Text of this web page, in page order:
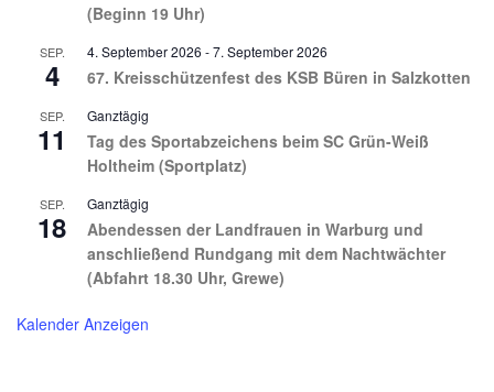
(Beginn 19 Uhr)
SEP.
4
4. September 2026 -7. September 2026
67. Kreisschützenfest des KSB Büren in Salzkotten
SEP.
11
Ganztägig
Tag des Sportabzeichens beim SC Grün-Weiß
Holtheim (Sportplatz)
SEP.
18
Ganztägig
Abendessen der Landfrauen in Warburg und
anschließend Rundgang mit dem Nachtwächter
(Abfahrt 18.30 Uhr, Grewe)
Kalender Anzeigen